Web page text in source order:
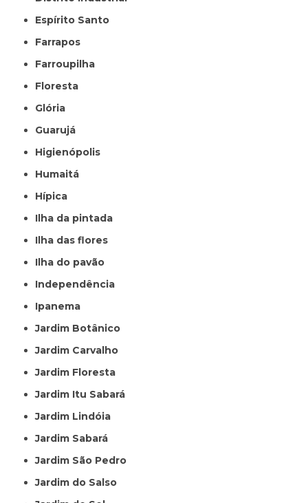
Espírito Santo
Farrapos
Farroupilha
Floresta
Glória
Guarujá
Higienópolis
Humaitá
Hípica
Ilha da pintada
Ilha das flores
Ilha do pavão
Independência
Ipanema
Jardim Botânico
Jardim Carvalho
Jardim Floresta
Jardim Itu Sabará
Jardim Lindóia
Jardim Sabará
Jardim São Pedro
Jardim do Salso